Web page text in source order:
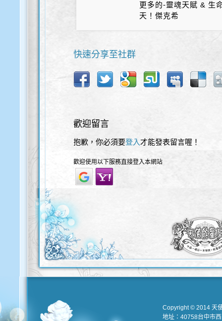
更多的-靈魂天賦 & 生
天！傑克希
快速分享至社群
歡迎留言
抱歉，你必須要登入 才能發表留言喔！
歡迎使用以下服務直接登入本網站
Copyright © 2014 天
地址：40758台中市